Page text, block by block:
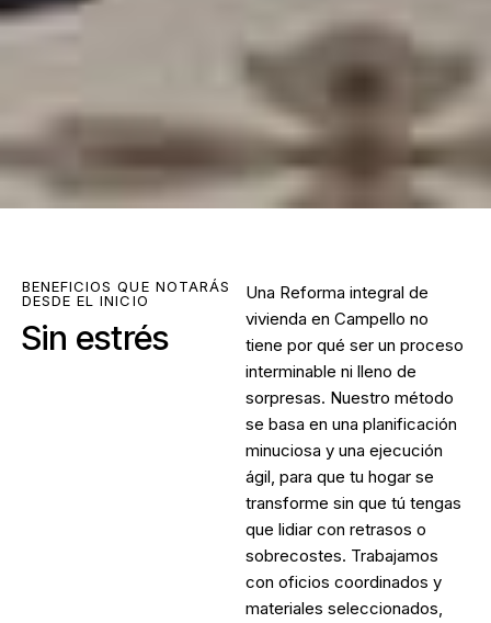
BENEFICIOS QUE NOTARÁS
DESDE EL INICIO
Sin estrés
Una Reforma integral de
vivienda en Campello no
tiene por qué ser un proceso
interminable ni lleno de
sorpresas. Nuestro método
se basa en una planificación
minuciosa y una ejecución
ágil, para que tu hogar se
transforme sin que tú tengas
que lidiar con retrasos o
sobrecostes. Trabajamos
con oficios coordinados y
materiales seleccionados,